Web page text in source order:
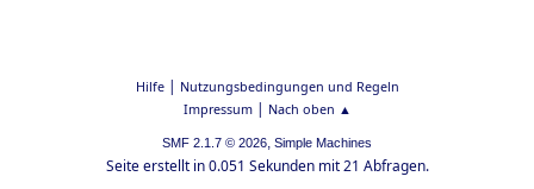
Hilfe| Nutzungsbedingungen und Regeln
Impressum| Nach oben ▲
SMF 2.1.7 © 2026, Simple Machines
Seite erstellt in 0.051 Sekunden mit 21 Abfragen.